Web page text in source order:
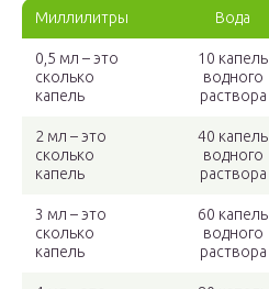
Миллилитры Вода
0,5 мл – это
сколько
капель
10 капель
водного
раствора
2 мл – это
сколько
капель
40 капель
водного
раствора
3 мл – это
сколько
капель
60 капель
водного
раствора